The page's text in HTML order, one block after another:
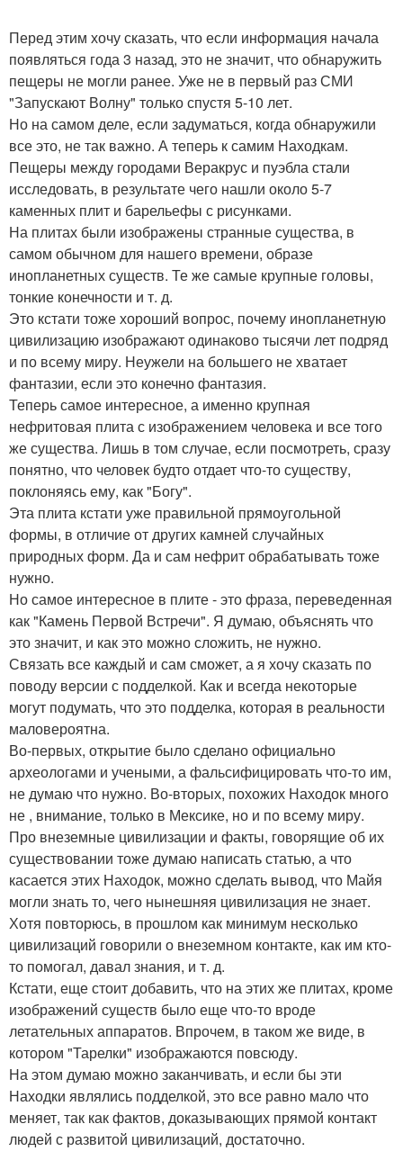
Перед этим хочу сказать, что если информация начала
появляться года 3 назад, это не значит, что обнаружить
пещеры не могли ранее. Уже не в первый раз СМИ
"Запускают Волну" только спустя 5-10 лет.
Но на самом деле, если задуматься, когда обнаружили
все это, не так важно. А теперь к самим Находкам.
Пещеры между городами Веракрус и пуэбла стали
исследовать, в результате чего нашли около 5-7
каменных плит и барельефы с рисунками.
На плитах были изображены странные существа, в
самом обычном для нашего времени, образе
инопланетных существ. Те же самые крупные головы,
тонкие конечности и т. д.
Это кстати тоже хороший вопрос, почему инопланетную
цивилизацию изображают одинаково тысячи лет подряд
и по всему миру. Неужели на большего не хватает
фантазии, если это конечно фантазия.
Теперь самое интересное, а именно крупная
нефритовая плита с изображением человека и все того
же существа. Лишь в том случае, если посмотреть, сразу
понятно, что человек будто отдает что-то существу,
поклоняясь ему, как "Богу".
Эта плита кстати уже правильной прямоугольной
формы, в отличие от других камней случайных
природных форм. Да и сам нефрит обрабатывать тоже
нужно.
Но самое интересное в плите - это фраза, переведенная
как "Камень Первой Встречи". Я думаю, объяснять что
это значит, и как это можно сложить, не нужно.
Связать все каждый и сам сможет, а я хочу сказать по
поводу версии с подделкой. Как и всегда некоторые
могут подумать, что это подделка, которая в реальности
маловероятна.
Во-первых, открытие было сделано официально
археологами и учеными, а фальсифицировать что-то им,
не думаю что нужно. Во-вторых, похожих Находок много
не , внимание, только в Мексике, но и по всему миру.
Про внеземные цивилизации и факты, говорящие об их
существовании тоже думаю написать статью, а что
касается этих Находок, можно сделать вывод, что Майя
могли знать то, чего нынешняя цивилизация не знает.
Хотя повторюсь, в прошлом как минимум несколько
цивилизаций говорили о внеземном контакте, как им кто-
то помогал, давал знания, и т. д.
Кстати, еще стоит добавить, что на этих же плитах, кроме
изображений существ было еще что-то вроде
летательных аппаратов. Впрочем, в таком же виде, в
котором "Тарелки" изображаются повсюду.
На этом думаю можно заканчивать, и если бы эти
Находки являлись подделкой, это все равно мало что
меняет, так как фактов, доказывающих прямой контакт
людей с развитой цивилизаций, достаточно.